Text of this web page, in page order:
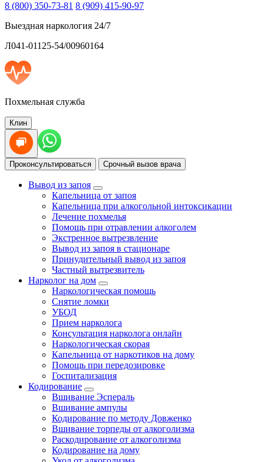
8 (800) 350-73-81 8 (909) 415-90-97
Выездная наркология 24/7
Л041-01125-54/00960164
Похмельная служба
Клин
Проконсультироваться Срочный вызов врача
Вывод из запоя
Капельница от запоя
Капельница при алкогольной интоксикации
Лечение похмелья
Помощь при отравлении алкоголем
Экстренное вытрезвление
Вывод из запоя в стационаре
Принудительный вывод из запоя
Частный вытрезвитель
Нарколог на дом
Наркологическая помощь
Снятие ломки
УБОД
Прием нарколога
Консультация нарколога онлайн
Наркологическая скорая
Капельница от наркотиков на дому
Помощь при передозировке
Госпитализация
Кодирование
Вшивание Эспераль
Вшивание ампулы
Кодирование по методу Довженко
Вшивание торпеды от алкоголизма
Раскодирование от алкоголизма
Кодирование на дому